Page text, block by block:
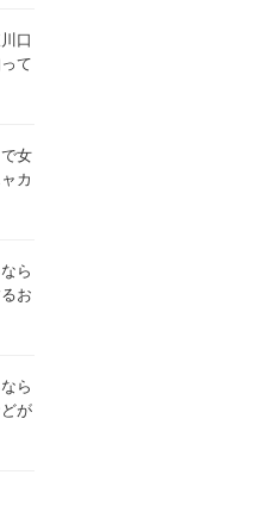
口
て
女
カ
ら
お
ら
が